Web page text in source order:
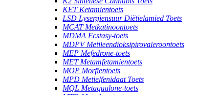
KET Ketamientoets
LSD Lysergiensuur Diëtielamied Toets
MCAT Metkatinoontoets
MDMA Ecstasy-toets
MDPV Metileendioksipirovaleroontoets
MEP Mefedrone-toets
MET Metamfetamientoets
MOP Morfientoets
MPD Metielfenidaat Toets
MQL Metaqualone-toets